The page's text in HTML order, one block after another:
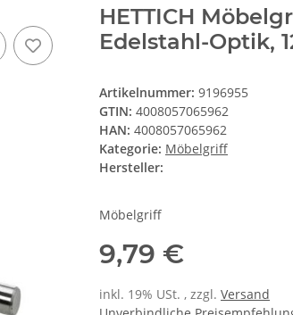
HETTICH
Edelstahl-Optik,
Artikelnummer: 9196955
GTIN: 4008057065962
HAN: 4008057065962
Kategorie: Möbelgriff
Hersteller:
Möbelgriff
9,79 €
inkl. 19% USt. , zzgl. Versand